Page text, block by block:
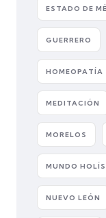
ESTADO DE
GUERRERO
HOMEOPATÍA
MEDITACIÓN
MORELOS
MUNDO
NUEVO LEÓN